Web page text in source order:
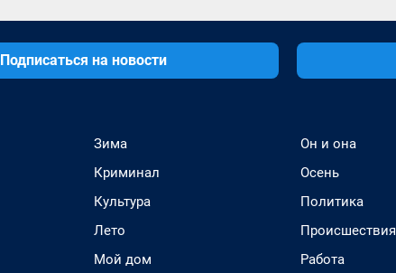
Подписаться на новости
Зима
Криминал
Культура
Лето
Мой дом
Он и она
Осень
Политика
Происшествия
Работа